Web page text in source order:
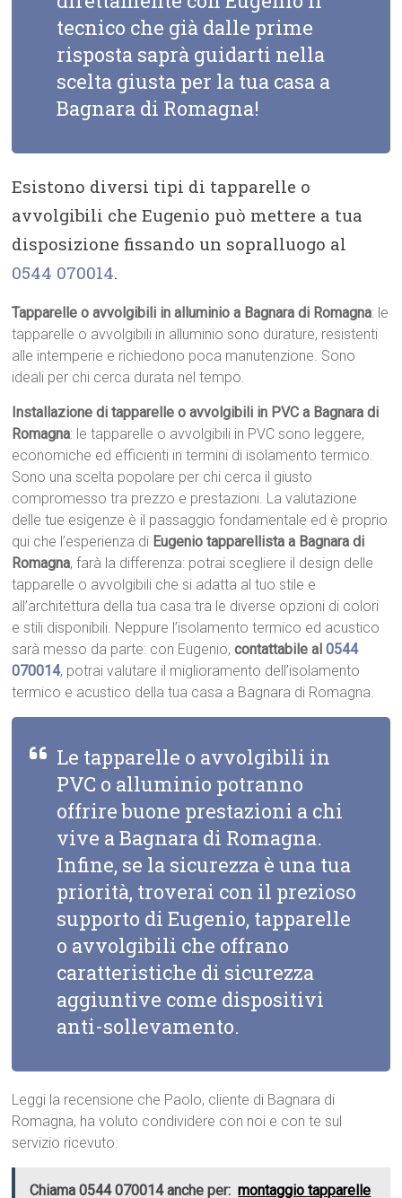
tecnico che già dalle prime
risposta saprà guidarti nella
scelta giusta per la tua casa a
Bagnara di Romagna!
Esistono diversi tipi di tapparelle o
avvolgibili che Eugenio può mettere a tua
disposizione fissando un sopralluogo al
0544 070014.
Tapparelle o avvolgibili in alluminio a Bagnara di Romagna: le
tapparelle o avvolgibili in alluminio sono durature, resistenti
alle intemperie e richiedono poca manutenzione. Sono
ideali per chi cerca durata nel tempo.
Installazione di tapparelle o avvolgibili in PVC a Bagnara di
Romagna: le tapparelle o avvolgibili in PVC sono leggere,
economiche ed efficienti in termini di isolamento termico.
Sono una scelta popolare per chi cerca il giusto
compromesso tra prezzo e prestazioni. La valutazione
delle tue esigenze è il passaggio fondamentale ed è proprio
qui che l’esperienza di Eugenio tapparellista a Bagnara di
Romagna, farà la differenza: potrai scegliere il design delle
tapparelle o avvolgibili che si adatta al tuo stile e
all’architettura della tua casa tra le diverse opzioni di colori
e stili disponibili. Neppure l’isolamento termico ed acustico
sarà messo da parte: con Eugenio,contattabile al0544
070014, potrai valutare il miglioramento dell’isolamento
termico e acustico della tua casa a Bagnara di Romagna.
Le tapparelle o avvolgibili in
PVC o alluminio potranno
offrire buone prestazioni a chi
vive a Bagnara di Romagna.
Infine, se la sicurezza è una tua
priorità, troverai con il prezioso
supporto di Eugenio, tapparelle
o avvolgibili che offrano
caratteristiche di sicurezza
aggiuntive come dispositivi
anti-sollevamento.
Leggi la recensione che Paolo, cliente di Bagnara di
Romagna, ha voluto condividere con noi e con te sul
servizio ricevuto:
Chiama 0544 070014 anche per: montaggio tapparelle